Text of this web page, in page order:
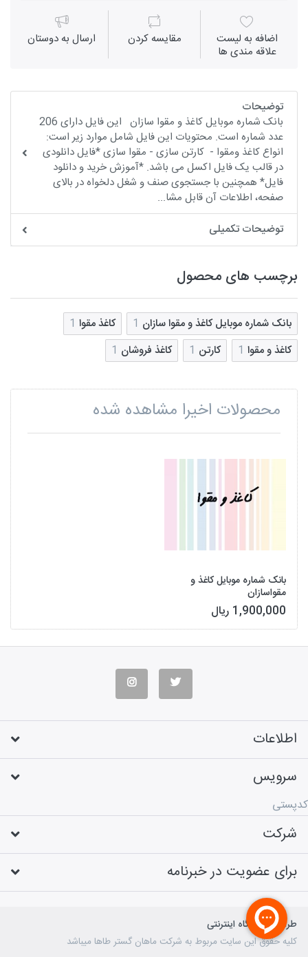
اضافه به لیست
علاقه مندی ها
مقايسه كردن ارسال به دوستان
توضیحات
بانک شماره موبایل کاغذ و مقوا سازان این فایل دارای 206
عدد شماره است. محتویات این فایل شامل موارد زیر است:
انواع کاغذ ومقوا - کارتن سازی - مقوا سازی *فایل دانلودی
در قالب یک فایل اکسل می باشد. *آموزش خرید و دانلود
فایل* همچنین با جستجوی صنف و شغل دلخواه در بالای
صفحه، اطلاعات آن قابل مشا...
توضیحات تکمیلی
برچسب های محصول
بانک شماره موبایل کاغذ و مقوا سازان 1 کاغذ مقوا 1
کاغذ و مقوا 1 کارتن 1 کاغذ فروشان 1
محصولات اخیرا مشاهده شده
بانک شماره موبایل کاغذ و
مقواسازان
1,900,000 ریال
اطلاعات
سرویس
کدپستی
شرکت
برای عضویت در خبرنامه
طراحی فروشگاه اینترنتی
کلیه حقوق این سایت مربوط به شرکت ماهان گستر طاها میباشد